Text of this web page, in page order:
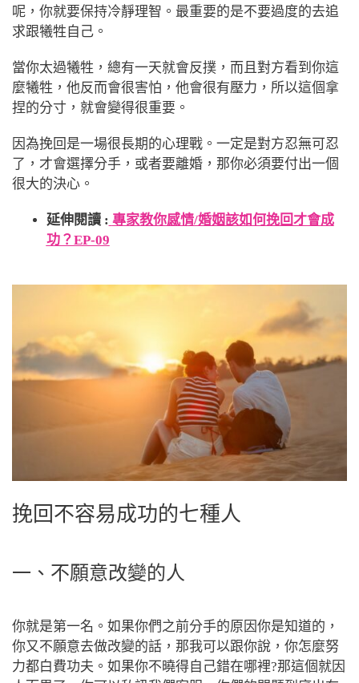
呢，你就要保持冷靜理智。最重要的是不要過度的去追
求跟犧牲自己。
當你太過犧牲，總有一天就會反撲，而且對方看到你這
麼犧牲，他反而會很害怕，他會很有壓力，所以這個拿
捏的分寸，就會變得很重要。
因為挽回是一場很長期的心理戰。一定是對方忍無可忍
了，才會選擇分手，或者要離婚，那你必須要付出一個
很大的決心。
延伸閱讀 : 專家教你感情/婚姻該如何挽回才會成
功？EP-09
挽回不容易成功的七種人
一、不願意改變的人
你就是第一名。如果你們之前分手的原因你是知道的，
你又不願意去做改變的話，那我可以跟你說，你怎麼努
力都白費功夫。如果你不曉得自己錯在哪裡?那這個就因